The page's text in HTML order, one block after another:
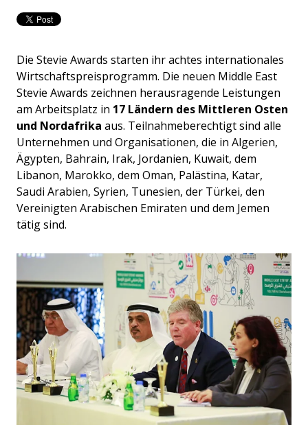
Die Stevie Awards starten ihr achtes internationales
Wirtschaftspreisprogramm. Die neuen Middle East
Stevie Awards zeichnen herausragende Leistungen
am Arbeitsplatz in 17 Ländern des Mittleren Osten
und Nordafrika aus. Teilnahmeberechtigt sind alle
Unternehmen und Organisationen, die in Algerien,
Ägypten, Bahrain, Irak, Jordanien, Kuwait, dem
Libanon, Marokko, dem Oman, Palästina, Katar,
Saudi Arabien, Syrien, Tunesien, der Türkei, den
Vereinigten Arabischen Emiraten und dem Jemen
tätig sind.